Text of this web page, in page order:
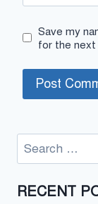
Save my
for the
Search
for:
RECENT